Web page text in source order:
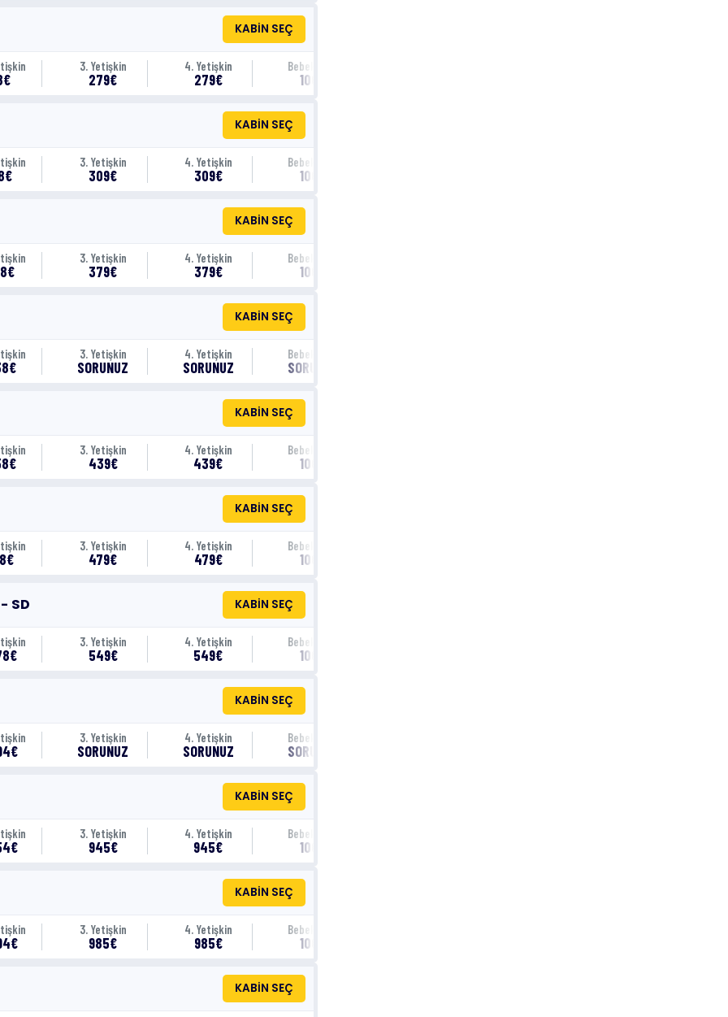
KABİN SEÇ
3. Yetişkin
279€
4. Yetişkin
279€
Bebek (0-1)
100€
KABİN SEÇ
3. Yetişkin
309€
4. Yetişkin
309€
Bebek (0-1)
100€
KABİN SEÇ
3. Yetişkin
379€
4. Yetişkin
379€
Bebek (0-1)
100€
KABİN SEÇ
3. Yetişkin
SORUNUZ
4. Yetişkin
SORUNUZ
Bebek (0-1)
SORUNUZ
KABİN SEÇ
3. Yetişkin
439€
4. Yetişkin
439€
Bebek (0-1)
100€
KABİN SEÇ
3. Yetişkin
479€
4. Yetişkin
479€
Bebek (0-1)
100€
SD KABİN SEÇ
3. Yetişkin
549€
4. Yetişkin
549€
Bebek (0-1)
100€
KABİN SEÇ
3. Yetişkin
SORUNUZ
4. Yetişkin
SORUNUZ
Bebek (0-1)
SORUNUZ
KABİN SEÇ
3. Yetişkin
945€
4. Yetişkin
945€
Bebek (0-1)
100€
KABİN SEÇ
3. Yetişkin
985€
4. Yetişkin
985€
Bebek (0-1)
100€
KABİN SEÇ